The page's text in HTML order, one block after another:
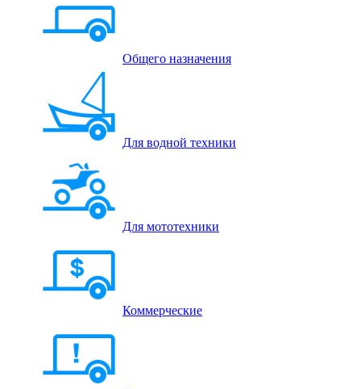
Общего назначения
Для водной техники
Для мототехники
Коммерческие